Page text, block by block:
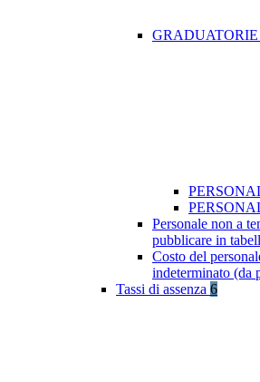
Personale non a
pubblicare in
Costo del
indeterminato (da
Tassi di assenza 6